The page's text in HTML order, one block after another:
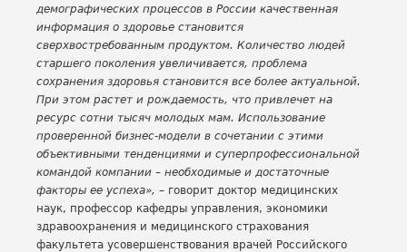
демографических процессов в России качественная
информация о здоровье становится
сверхвостребованным продуктом. Количество людей
старшего поколения увеличивается, проблема
сохранения здоровья становится все более актуальной.
При этом растет и рождаемость, что привлечет на
ресурс сотни тысяч молодых мам. Использование
проверенной бизнес-модели в сочетании с этими
объективными тенденциями и суперпрофессиональной
командой компании – необходимые и достаточные
факторы ее успеха», – говорит доктор медицинских
наук, профессор кафедры управления, экономики
здравоохранения и медицинского страхования
факультета усовершенствования врачей Российского